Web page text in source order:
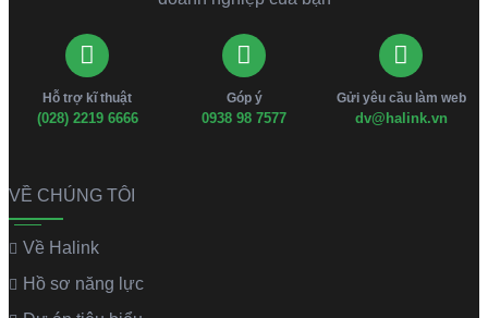
Hỗ trợ kĩ thuật
(028) 2219 6666
Góp ý
0938 98 7577
Gửi yêu cầu làm web
dv@halink.vn
VỀ CHÚNG TÔI
Về Halink
Hồ sơ năng lực